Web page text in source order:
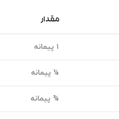
مقدار
۱ پیمانه
¼ پیمانه
¾ پیمانه